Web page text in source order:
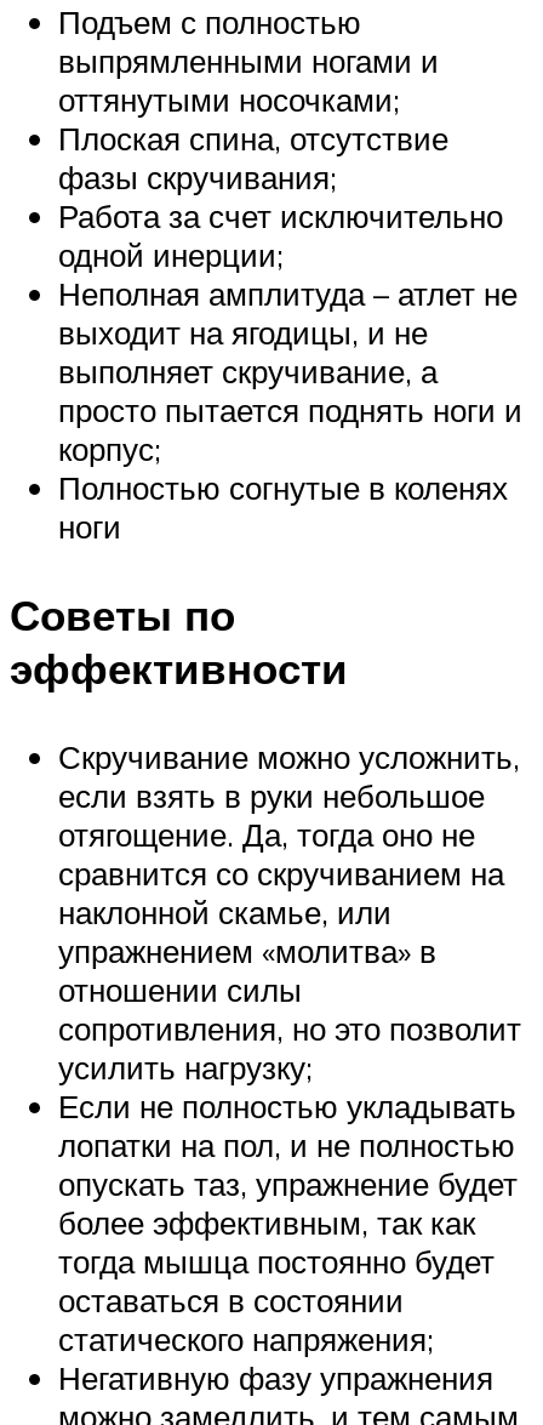
Подъем с полностью
выпрямленными ногами и
оттянутыми носочками;
Плоская спина, отсутствие
фазы скручивания;
Работа за счет исключительно
одной инерции;
Неполная амплитуда – атлет не
выходит на ягодицы, и не
выполняет скручивание, а
просто пытается поднять ноги и
корпус;
Полностью согнутые в коленях
ноги
Советы по
эффективности
Скручивание можно усложнить,
если взять в руки небольшое
отягощение. Да, тогда оно не
сравнится со скручиванием на
наклонной скамье, или
упражнением «молитва» в
отношении силы
сопротивления, но это позволит
усилить нагрузку;
Если не полностью укладывать
лопатки на пол, и не полностью
опускать таз, упражнение будет
более эффективным, так как
тогда мышца постоянно будет
оставаться в состоянии
статического напряжения;
Негативную фазу упражнения
можно замедлить, и тем самым